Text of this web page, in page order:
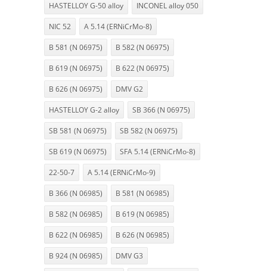
HASTELLOY G-50 alloy INCONEL alloy 050
NIC 52 A 5.14 (ERNiCrMo-8)
B 581 (N 06975) B 582 (N 06975)
B 619 (N 06975) B 622 (N 06975)
B 626 (N 06975) DMV G2
HASTELLOY G-2 alloy SB 366 (N 06975)
SB 581 (N 06975) SB 582 (N 06975)
SB 619 (N 06975) SFA 5.14 (ERNiCrMo-8)
22-50-7 A 5.14 (ERNiCrMo-9)
B 366 (N 06985) B 581 (N 06985)
B 582 (N 06985) B 619 (N 06985)
B 622 (N 06985) B 626 (N 06985)
B 924 (N 06985) DMV G3